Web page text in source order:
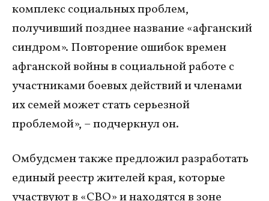
комплекс социальных проблем,
получивший позднее название «афганский
синдром». Повторение ошибок времен
афганской войны в социальной работе с
участниками боевых действий и членами
их семей может стать серьезной
проблемой», – подчеркнул он.
Омбудсмен также предложил разработать
единый реестр жителей края, которые